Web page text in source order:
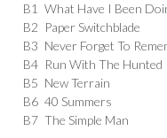
B1 What Have I Been
B2 Paper Switchblade
B3 Never Forget To
B4 Run With The Hunted
B5 New Terrain
B6 40 Summers
B7 The Simple Man